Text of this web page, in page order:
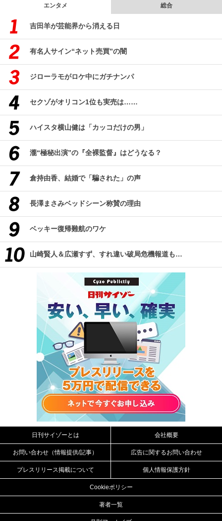
エンタメ 総合
吉田羊が芸能界から消える日
有名人サイン“ネット売買”の闇
ジローラモがロケ中にガチナンパ
セクゾがオリコン1位も実売は……
ハイスタ横山健は「カッコだけの男」
瀧“極秘出演”の『全裸監督』はどうなる？
倉持由香、結婚で「騙された」の声
長澤まさみベッドシーン称賛の理由
ベッキー復帰難航のワケ
山崎賢人＆広瀬すず、すれ違い破局危機報道も…
日刊サイゾーとは 会社概要
お問い合わせ（情報提供/記事） 広告に関するお問い合わせ
プレスリリース掲載について 個人情報保護方針
Cookieポリシー
著者一覧